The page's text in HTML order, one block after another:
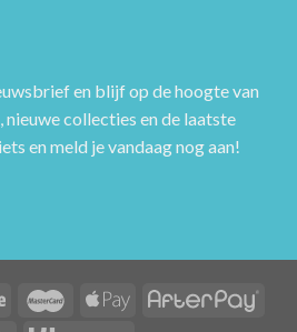
en blijf op de hoogte van
nieuwe collecties en de laatste
en meld je vandaag nog aan!